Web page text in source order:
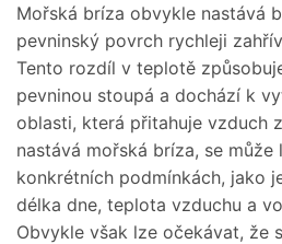
Mořská bríza obvykle nastává
pevninský povrch rychleji
Tento rozdíl v teplotě
pevninou stoupá a dochází k
oblasti, která přitahuje vzduch
nastává mořská bríza, se
konkrétních podmínkách, jako
délka dne, teplota vzduchu a
Obvykle však lze očekávat, že